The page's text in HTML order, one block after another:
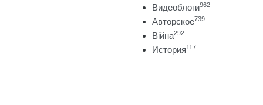
Видеоблоги962
Авторское739
Війна292
История117